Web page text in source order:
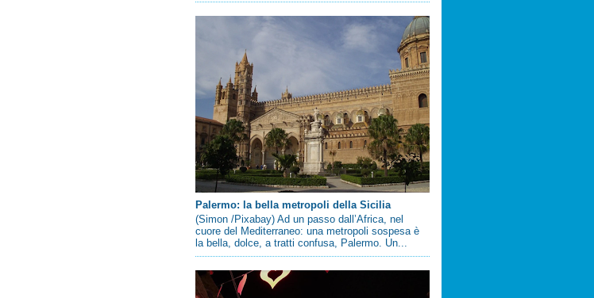
Palermo: la bella metropoli della Sicilia
(Simon /Pixabay) Ad un passo dall’Africa, nel
cuore del Mediterraneo: una metropoli sospesa è
la bella, dolce, a tratti confusa, Palermo. Un...